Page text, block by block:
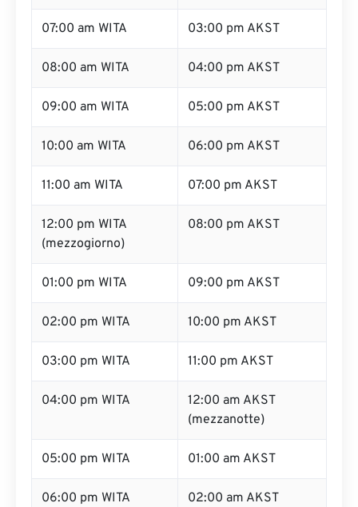
07:00 am WITA 03:00 pm AKST
08:00 am WITA 04:00 pm AKST
09:00 am WITA 05:00 pm AKST
10:00 am WITA 06:00 pm AKST
11:00 am WITA 07:00 pm AKST
12:00 pm WITA
(mezzogiorno)
08:00 pm AKST
01:00 pm WITA 09:00 pm AKST
02:00 pm WITA 10:00 pm AKST
03:00 pm WITA 11:00 pm AKST
04:00 pm WITA
12:00 am AKST
(mezzanotte)
05:00 pm WITA 01:00 am AKST
06:00 pm WITA 02:00 am AKST